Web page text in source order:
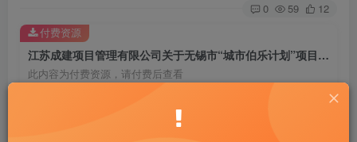
0 59 12
江苏成建项目管理有限公司关于无锡市“城市伯乐计划”项目采购公告
此内容为付费资源，请付费后查看
20
付费资源